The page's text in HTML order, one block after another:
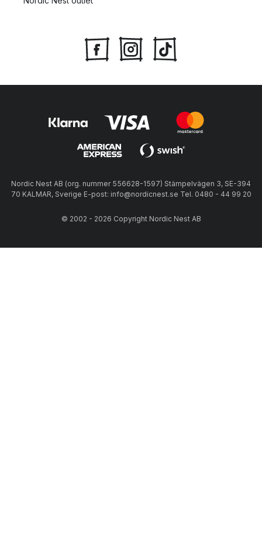
Nordic Nest AB (org. nummer 556628-1597) Stämpelvägen 3, SE-394
70 KALMAR, Sverige E-post: info@nordicnest.se Tel. 0480 - 44 99 20
© 2002 - 2026 Copyright Nordic Nest AB